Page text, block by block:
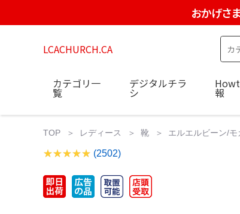
おかげさ
LCACHURCH.CA
カテゴリ一
覧
デジタルチラ
シ 報
TOP レディース 靴 エルエルビーン/
(2502)